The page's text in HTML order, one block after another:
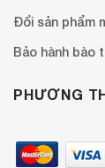
Đổi sản phẩm
Bảo hành bào
PHƯƠNG